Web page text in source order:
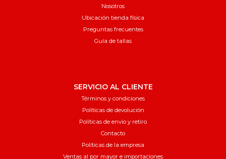
Nosotros
Ubicación tienda física
Preguntas frecuentes
Guía de tallas
SERVICIO AL CLIENTE
Términos y condiciones
Políticas de devolución
Políticas de envío y retiro
Contacto
Políticas de la empresa
Ventas al por mayor e importaciones